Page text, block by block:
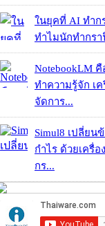
ในยุคที่ AI ทำก
ทำไมนักทำกรา
NotebookLM คื
ทำความรู้จัก เ
จัดการ...
Simul8 เปลี่ยน
กำไร ด้วยเครื่อ
กร...